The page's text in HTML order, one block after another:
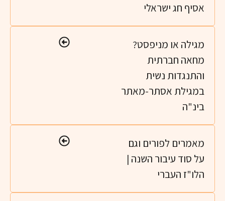
חג ישראלי
או מניפסט?
חברתית
נשית
אסתר-מאתר
לפורים וגם
סוד עיבור השנה |
העברי